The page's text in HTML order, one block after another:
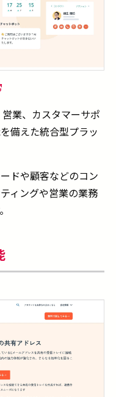
業、カスタマーサポ
備えた統合型プラッ
ドや顧客などのコン
ィングや営業の業務